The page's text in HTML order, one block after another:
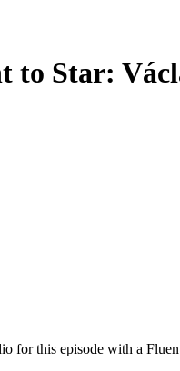
to Star:
for this episode with a